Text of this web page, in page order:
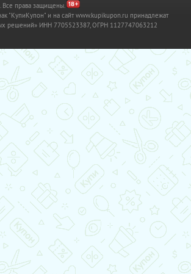
права защищены.
"КупиКупон" и на сайт www.kupikupon.ru принадлежат
решений» ИНН 7705523387, ОГРН 1127747063212